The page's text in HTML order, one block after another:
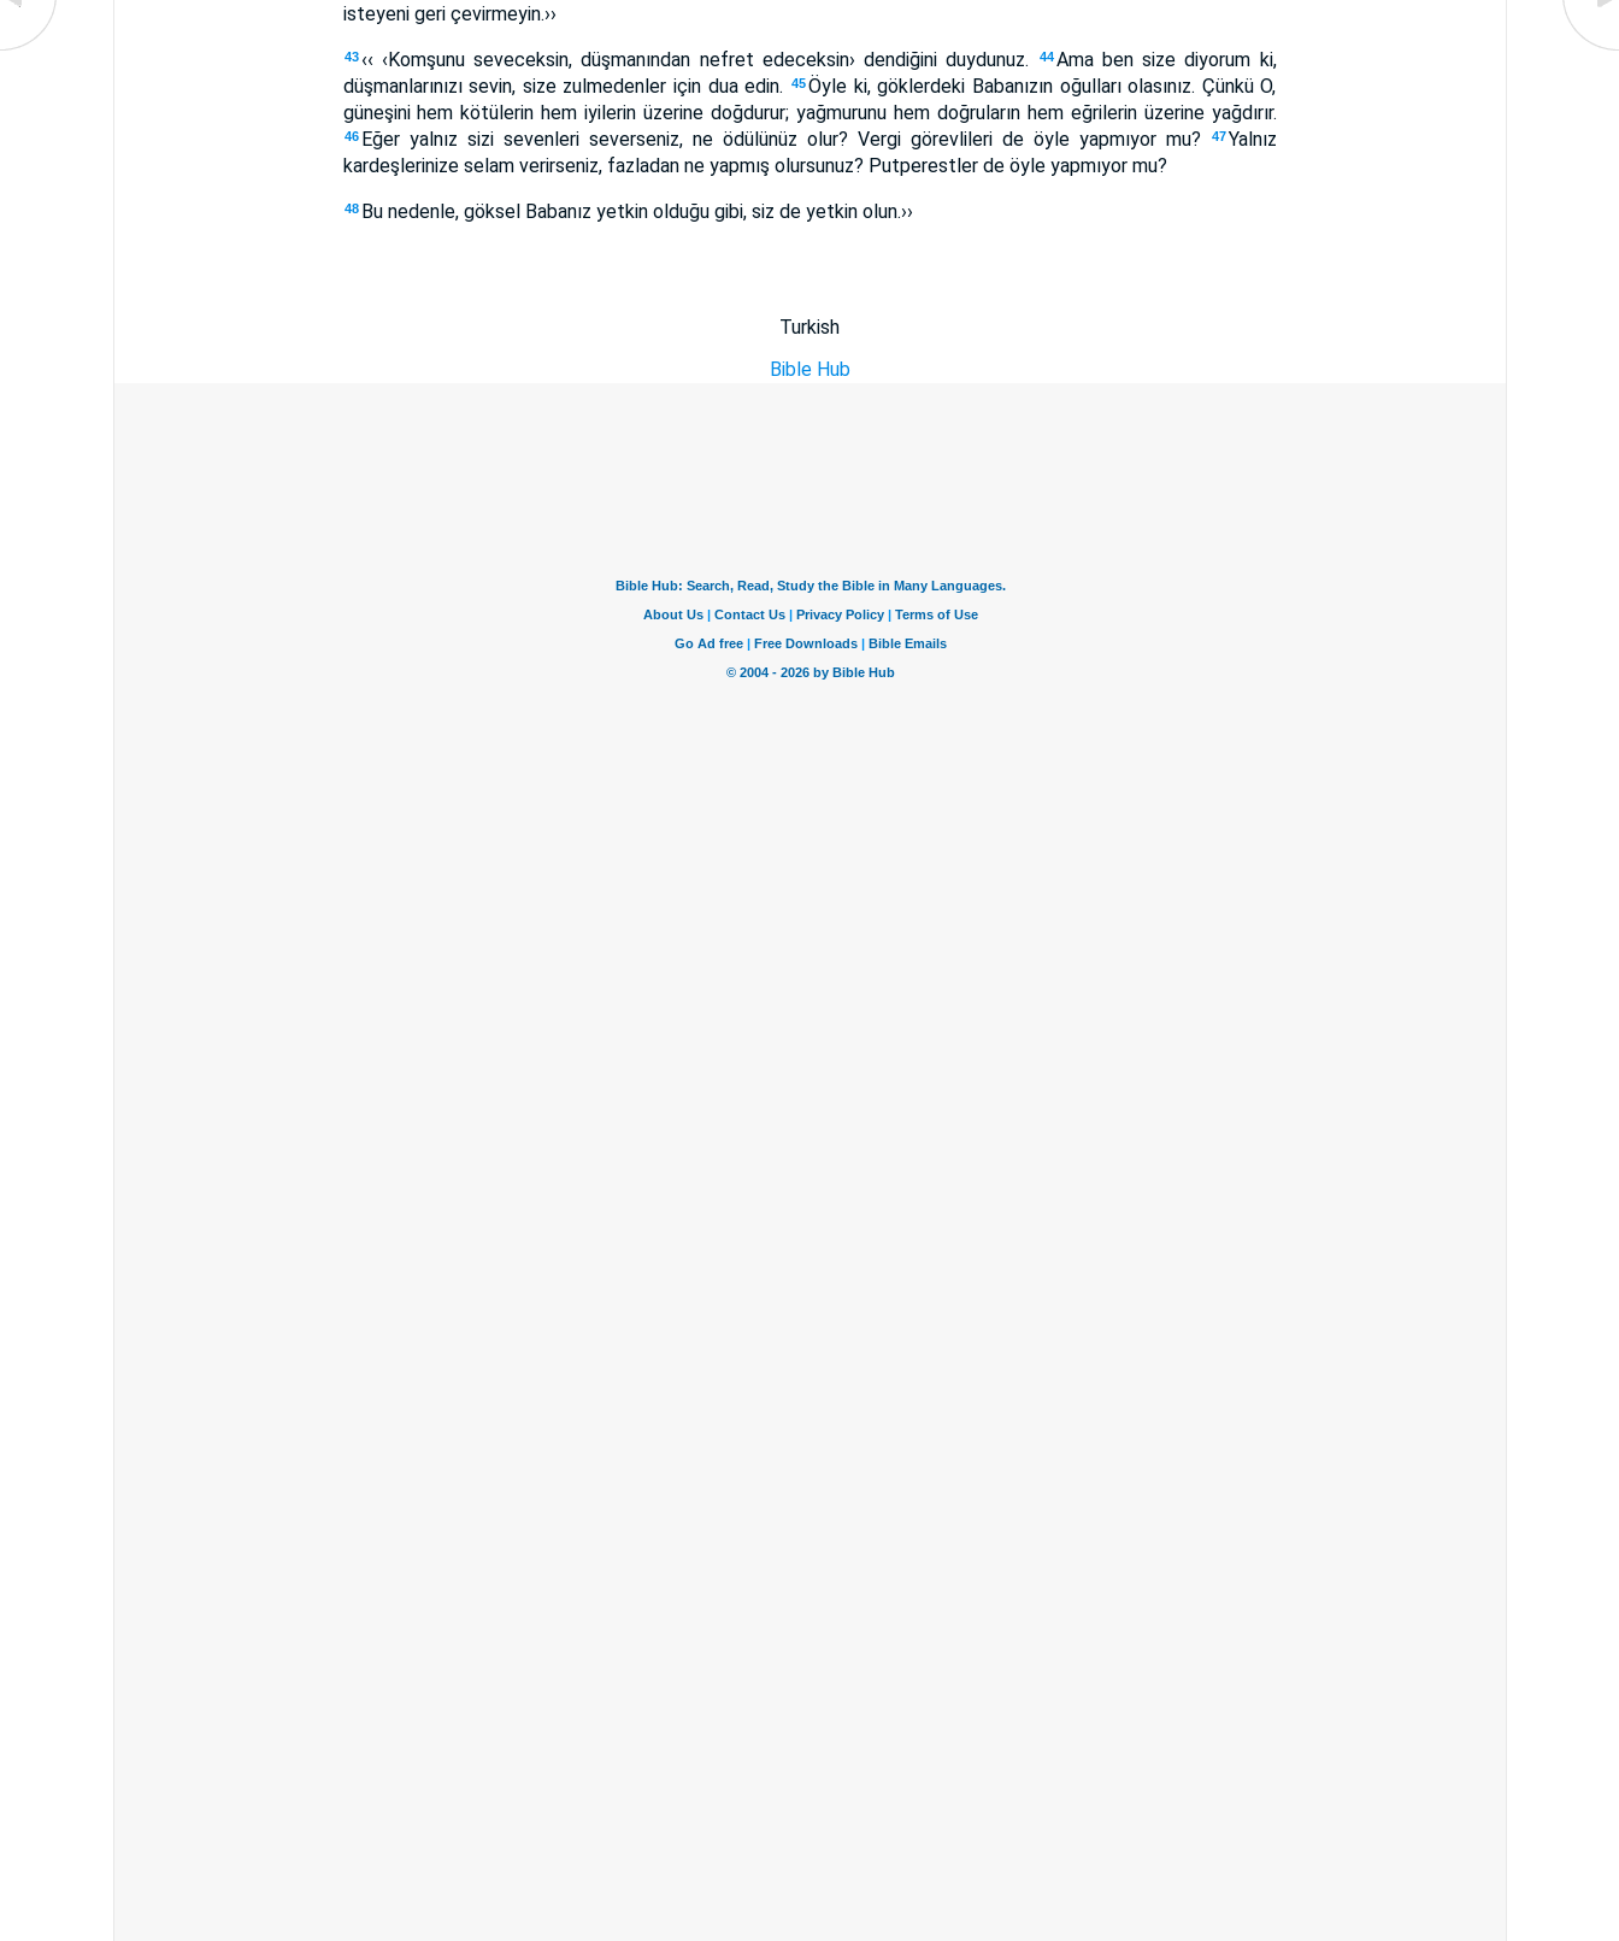
isteyeni geri çevirmeyin.››
43 ‹‹ ‹Komşunu seveceksin, düşmanından nefret edeceksin› dendiğini duydunuz. 44 Ama ben size diyorum ki,
düşmanlarınızı sevin, size zulmedenler için dua edin.
45Öyle ki, göklerdeki Babanızın oğulları olasınız. Çünkü O,
güneşini hem kötülerin hem iyilerin üzerine doğdurur; yağmurunu hem doğruların hem eğrilerin üzerine yağdırır.
46 Eğer yalnız sizi sevenleri severseniz, ne ödülünüz olur? Vergi görevlileri de öyle yapmıyor mu? 47 Yalnız
kardeşlerinize selam verirseniz, fazladan ne yapmış olursunuz? Putperestler de öyle yapmıyor mu?
48 Bu nedenle, göksel Babanız yetkin olduğu gibi, siz de yetkin olun.››
Turkish
Bible Hub